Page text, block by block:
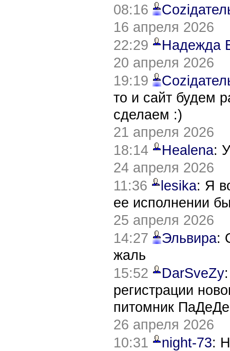
08:16
16 апреля 2026
22:29
Надежда
20 апреля 2026
19:19
то и сайт будем
сделаем :)
21 апреля 2026
18:14
Healena:
24 апреля 2026
11:36
lesika: Я
ее исполнении
25 апреля 2026
14:27
Эльвира:
жаль
15:52
DarSveZy
регистрации
питомник
26 апреля 2026
10:31
night-73: